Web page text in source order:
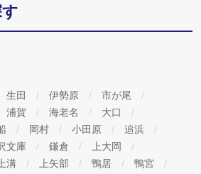
生田 伊勢原
市が尾
浦賀 海老名
大口
岡村 小田原
追浜
文庫 鎌倉
上大岡
溝 上矢部 鴨居
鴨宮